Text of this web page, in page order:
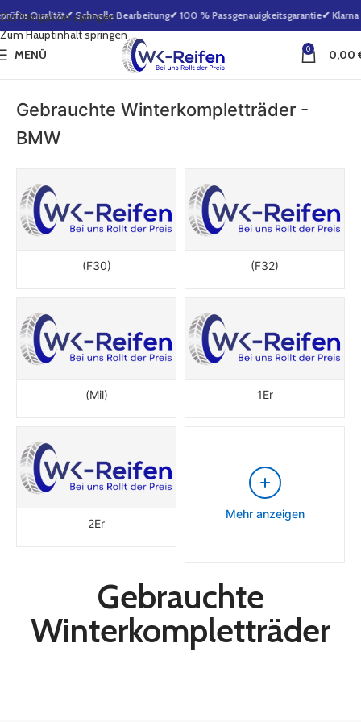
Zur Navigation springen
Zum Hauptinhalt springen
Qualität✔ Schnelle Bearbeitung✔ 100 % Passgenauigkeitsgarantie✔ Klarna –
MENÜ 0 0,00
Gebrauchte Winterkompletträder -
BMW
(F30) (F32)
(Mil) 1Er
2Er
Mehr anzeigen
Gebrauchte
Winterkompletträder